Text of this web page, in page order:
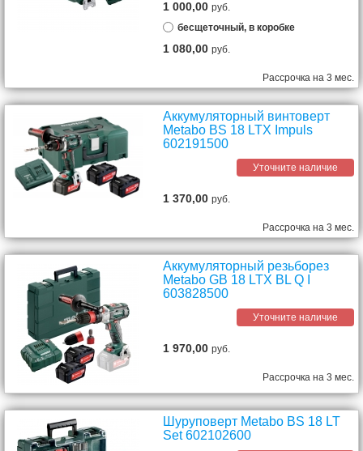
1 000,00руб.
бесщеточный, в коробке
1 080,00руб.
Рассрочка на 3 мес.
Аккумуляторный винтоверт
Metabo BS 18 LTX Impuls
602191500
Уточните наличие
1 370,00руб.
Рассрочка на 3 мес.
Аккумуляторный резьборез
Metabo GB 18 LTX BL Q I
603828500
Уточните наличие
1 970,00руб.
Рассрочка на 3 мес.
Шуруповерт Metabo BS 18 LT
Set 602102600